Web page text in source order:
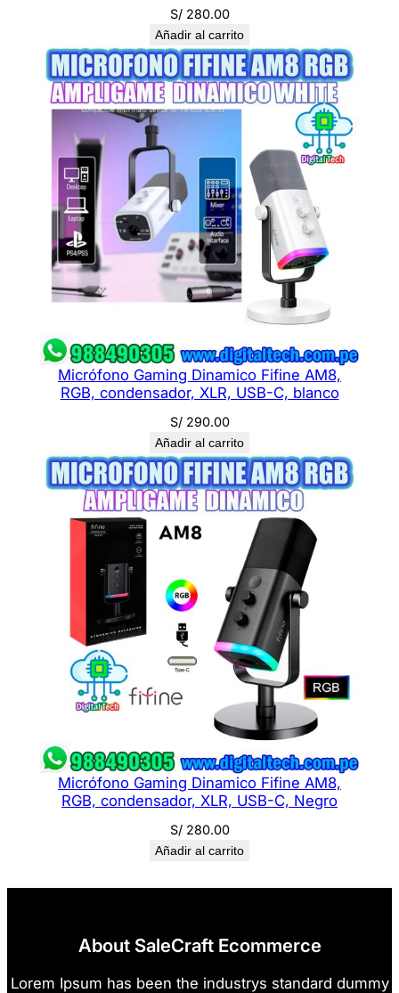
S/280.00
Añadir al carrito
Micrófono Gaming Dinamico Fifine AM8,
RGB, condensador, XLR, USB-C, blanco
S/290.00
Añadir al carrito
Micrófono Gaming Dinamico Fifine AM8,
RGB, condensador, XLR, USB-C, Negro
S/280.00
Añadir al carrito
About SaleCraft Ecommerce
Lorem Ipsum has been the industrys standard dummy